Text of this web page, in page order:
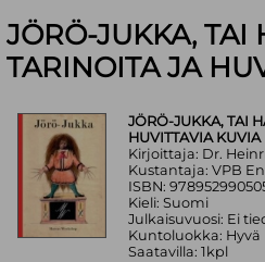
JÖRÖ-JUKKA, TAI
TARINOITA JA
JÖRÖ-JUKKA, TAI
HUVITTAVIA KUVIA
Kirjoittaja: Dr.
Kustantaja: VPB
ISBN:
Kieli: Suomi
Julkaisuvuosi: Ei
Kuntoluokka: Hyvä
Saatavilla: 1kpl